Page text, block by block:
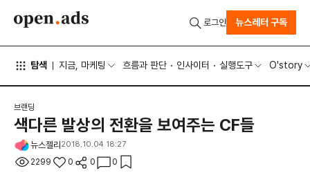
탐색 지금, 마케팅 흐름과 판단 인사이터 실행도구 O'story
로그인 뉴스레터 구독
브랜딩
색다른 발상의 전환을 보여주는 CF들
뉴스젤리 2018.10.04 18:27
2299 0 0 0